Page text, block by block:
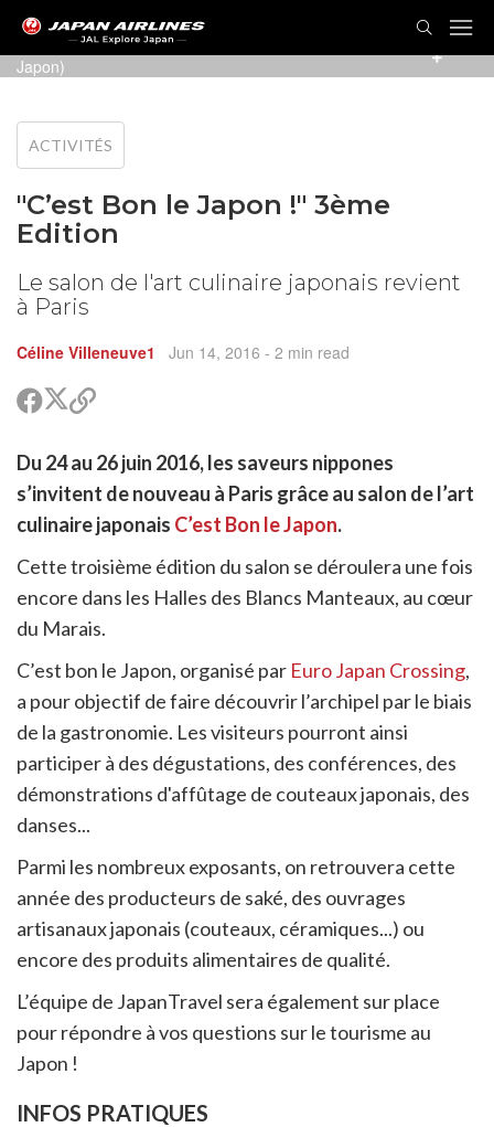
C'est bon le Japon ! (Photo présentée par
Japon)
ACTIVITÉS
"C’est Bon le Japon !" 3ème
Edition
Le salon de l'art culinaire japonais revient
à Paris
Céline Villeneuve1 Jun 14, 2016 - 2 min read
PartagerPartager
sur
Copier
pour
partager
Du 24 au 26 juin 2016, les saveurs nippones
s’invitent de nouveau à Paris grâce au salon de l’art
culinaire japonais C’est Bon le Japon.
Cette troisième édition du salon se déroulera une fois
encore dans les Halles des Blancs Manteaux, au cœur
du Marais.
C’est bon le Japon, organisé par Euro Japan Crossing,
a pour objectif de faire découvrir l’archipel par le biais
de la gastronomie. Les visiteurs pourront ainsi
participer à des dégustations, des conférences, des
démonstrations d'affûtage de couteaux japonais, des
danses...
Parmi les nombreux exposants, on retrouvera cette
année des producteurs de saké, des ouvrages
artisanaux japonais (couteaux, céramiques...) ou
encore des produits alimentaires de qualité.
L’équipe de JapanTravel sera également sur place
pour répondre à vos questions sur le tourisme au
Japon !
INFOS PRATIQUES